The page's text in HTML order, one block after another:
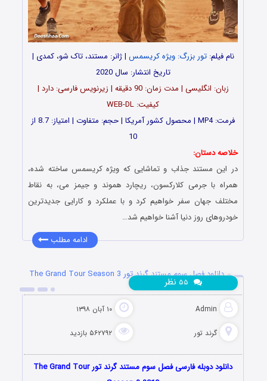
نام فیلم:تور بزرگ: ویژه کریسمس | ژانر: مستند، تاک شو، کمدی |
تاریخ انتشار: سال 2020
زبان: انگلیسی | مدت زمان: 90 دقیقه | زیرنویس فارسی: دارد |
کیفیت: WEB-DL
فرمت: MP4 | محصول کشور آمریکا | حجم: متفاوت | امتیاز: 8.7 از
10
خلاصه دستان:
در این مستند جذاب و تماشایی که ویژه کریسمس ساخته شده،
همراه با جرمی کلارکسون، ریچارد هموند و جیمز می، به نقاط
مختلف جهان سفر خواهیم کرد و با عملکرد و کارایی جدیدترین
خودروهای روز دنیا آشنا خواهیم شد…
ادامه مطلب
دانلود فصل سوم مستند گرند تور The Grand Tour Season 3
2019
Admin ۱۰ آبان ۱۳۹۸
گرند تور ۵۶۲۷۹۲ بازدید
نظر
دانلود دوبله فارسی فصل سوم مستند گرند تور The Grand Tour